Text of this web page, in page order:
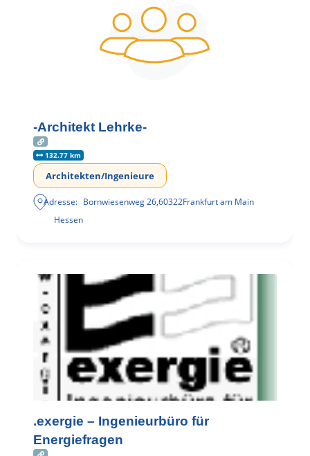
-Architekt Lehrke-
132.77 km
Architekten/Ingenieure
Adresse: Bornwiesenweg 26,60322Frankfurt am Main
Hessen
.exergie – Ingenieurbüro für
Energiefragen